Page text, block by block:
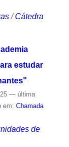
/Cátedra
estudar
— última
em: Chamada
de